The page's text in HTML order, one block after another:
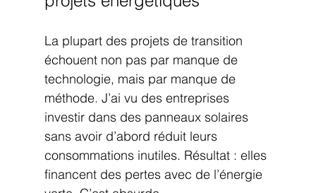
La plupart des projets de transition
échouent non pas par manque de
technologie, mais par manque de
méthode. J’ai vu des entreprises
investir dans des panneaux solaires
sans avoir d’abord réduit leurs
consommations inutiles. Résultat : elles
financent des pertes avec de l’énergie